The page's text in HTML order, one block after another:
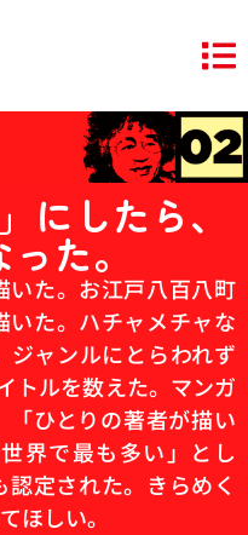
にしたら、
た。
いた。お江戸八百八町
た。ハチャメチャな
ャンルにとらわれず
トルを数えた。マンガ
「ひとりの著者が描い
界で最も多い」とし
定された。きらめく
ほしい。